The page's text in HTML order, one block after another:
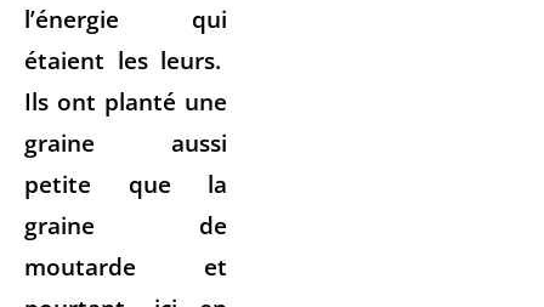
l’énergie qui
étaient les leurs.
Ils ont planté une
graine aussi
petite que la
graine de
moutarde et